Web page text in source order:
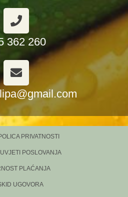
362 260
PRIVATNOSTI
POSLOVANJA
PLAĆANJA
UGOVORA